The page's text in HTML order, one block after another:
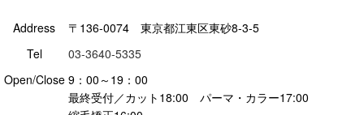
Address
〒136-0074 東京都江東区東砂8-3-5
Tel
03-3640-5335
Open/Close 9：00～19：00
最終受付／カット18:00 パーマ・カラー17:00